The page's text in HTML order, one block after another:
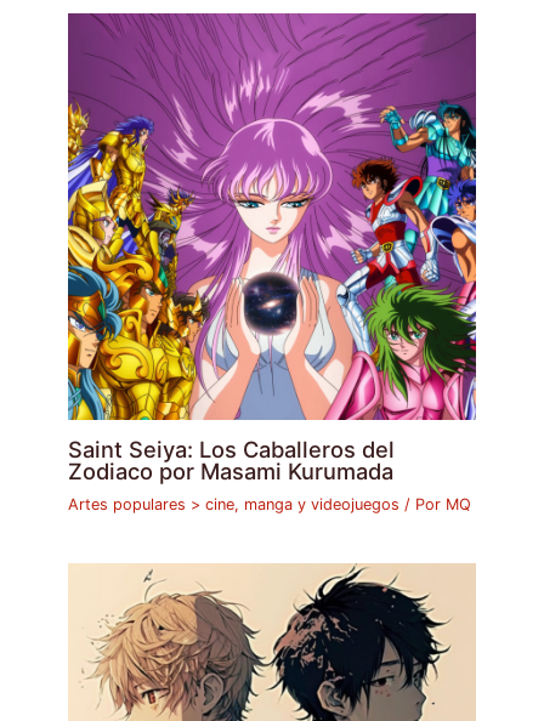
Saint Seiya: Los Caballeros del
Zodiaco por Masami Kurumada
Artes populares > cine, manga y videojuegos / Por MQ